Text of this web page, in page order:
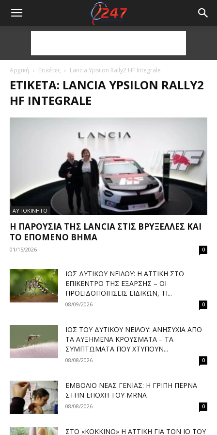
Αρχική Ετικέτες Lancia Ypsilon Rally2 HF Integrale
ΕΤΙΚΈΤΑ: LANCIA YPSILON RALLY2
HF INTEGRALE
ΑΥΤΟΚΙΝΗΤΟ
Η ΠΑΡΟΥΣΊΑ ΤΗΣ LANCIA ΣΤΙΣ ΒΡΥΞΈΛΛΕΣ ΚΑΙ
ΤΟ ΕΠΌΜΕΝΟ ΒΉΜΑ
01/15/2026 0
ΙΌΣ ΔΥΤΙΚΟΎ ΝΕΊΛΟΥ: Η ΑΤΤΙΚΉ ΣΤΟ
ΕΠΊΚΕΝΤΡΟ ΤΗΣ ΈΞΑΡΣΗΣ – ΟΙ
ΠΡΟΕΙΔΟΠΟΙΉΣΕΙΣ ΕΙΔΙΚΏΝ, ΤΙ...
08/09/2026 0
ΙΌΣ ΤΟΥ ΔΥΤΙΚΟΎ ΝΕΊΛΟΥ: ΑΝΗΣΥΧΊΑ ΑΠΌ
ΤΑ ΑΥΞΗΜΈΝΑ ΚΡΟΎΣΜΑΤΑ – ΤΑ
ΣΥΜΠΤΏΜΑΤΑ ΠΟΥ ΧΤΥΠΟΎΝ...
08/08/2026 0
ΕΜΒΌΛΙΟ ΝΈΑΣ ΓΕΝΙΆΣ: Η ΓΡΊΠΗ ΠΕΡΝΆ
ΣΤΗΝ ΕΠΟΧΉ ΤΟΥ MRNA
08/08/2026 0
ΣΤΟ «ΚΌΚΚΙΝΟ» Η ΑΤΤΙΚΉ ΓΙΑ ΤΟΝ ΙΌ ΤΟΥ